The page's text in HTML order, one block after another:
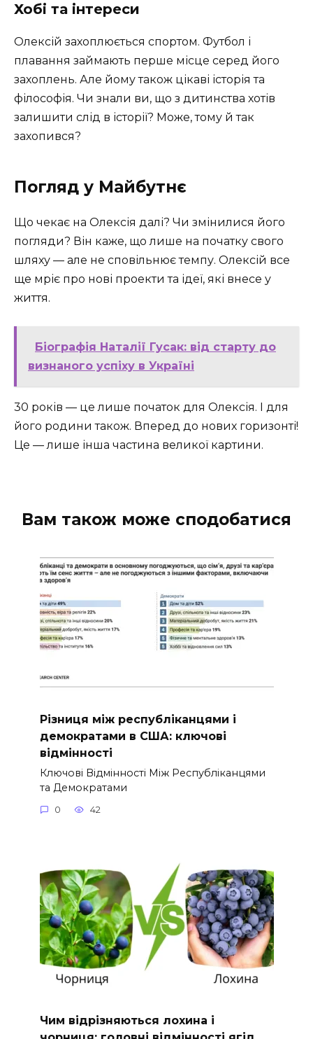
Хобі та інтереси
Олексій захоплюється спортом. Футбол і
плавання займають перше місце серед його
захоплень. Але йому також цікаві історія та
філософія. Чи знали ви, що з дитинства хотів
залишити слід в історії? Може, тому й так
захопився?
Погляд у Майбутнє
Що чекає на Олексія далі? Чи змінилися його
погляди? Він каже, що лише на початку свого
шляху — але не сповільнює темпу. Олексій все
ще мріє про нові проекти та ідеї, які внесе у
життя.
Біографія Наталії Гусак: від старту до
визнаного успіху в Україні
30 років — це лише початок для Олексія. І для
його родини також. Вперед до нових горизонті!
Це — лише інша частина великої картини.
Вам також може сподобатися
Різниця між республіканцями і
демократами в США: ключові
відмінності
Ключові Відмінності Між Республіканцями
та Демократами
0 42
Чим відрізняються лохина і